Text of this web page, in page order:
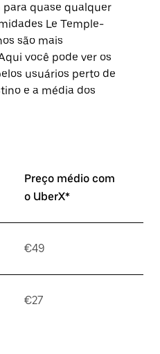
quase qualquer
Le Temple-
são mais
você pode ver os
usuários perto de
e a média dos
Preço médio com
o UberX*
€49
€27